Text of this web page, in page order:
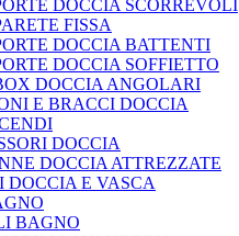
DOCCIA SCORREVOLI
FISSA
DOCCIA BATTENTI
DOCCIA SOFFIETTO
DOCCIA ANGOLARI
E BRACCI DOCCIA
DOCCIA
DOCCIA ATTREZZATE
DOCCIA E VASCA
BAGNO